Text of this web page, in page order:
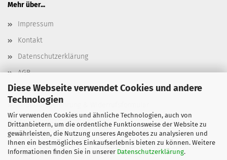
Diese Webseite verwendet Cookies und andere
Technologien
Wir verwenden Cookies und ähnliche Technologien, auch von
Drittanbietern, um die ordentliche Funktionsweise der Website zu
gewährleisten, die Nutzung unseres Angebotes zu analysieren und
Ihnen ein bestmögliches Einkaufserlebnis bieten zu können. Weitere
Informationen finden Sie in unserer Datenschutzerklärung.
Mehr über...
Impressum
Kontakt
Datenschutzerklärung
AGB
Versand- & Zahlungsbedingungen, Versandkosten
Widerrufsbelehrung & Widerrufsformular
Batterieentsorgung
Elektroaltgeräteentsorgung
Cookie Einstellungen